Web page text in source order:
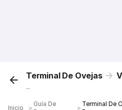
Terminal De Ovejas
...
Inicio ＞
Guía De
＞
Terminal De